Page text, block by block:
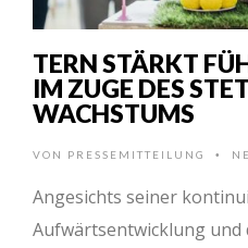
TERN STÄRKT
IM ZUGE DES
WACHSTUMS
VON PRESSEMITTEILUNG •
Angesichts seiner
Aufwärtsentwicklung und